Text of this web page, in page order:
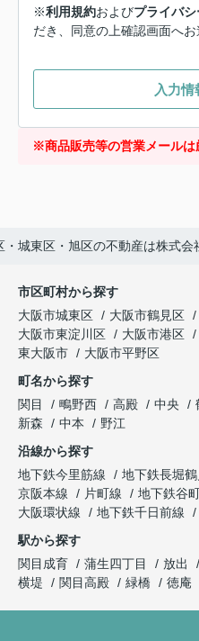
※利用規約およびプライバ
だき、同意の上確認画面へお
入力情
※商品販売等の営業メールは
・城東区・旭区の不動産は株式会
市区町村から探す
大阪市城東区
大阪市鶴見区
大阪市東淀川区
大阪市港区
東大阪市
大阪市平野区
町名から探す
関目
鴫野西 高殿 中央
新森
中本
野江
沿線から探す
地下鉄今里筋線
地下鉄長堀
京阪本線
片町線 地下鉄谷
大阪環状線
地下鉄千日前線
駅から探す
関目成育
蒲生四丁目 放出
横堤
関目高殿 緑橋 徳庵